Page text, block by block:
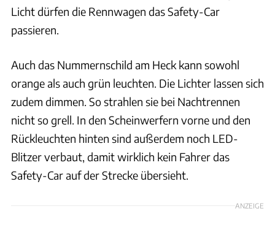
Licht dürfen die Rennwagen das Safety-Car
passieren.
Auch das Nummernschild am Heck kann sowohl
orange als auch grün leuchten. Die Lichter lassen sich
zudem dimmen. So strahlen sie bei Nachtrennen
nicht so grell. In den Scheinwerfern vorne und den
Rückleuchten hinten sind außerdem noch LED-
Blitzer verbaut, damit wirklich kein Fahrer das
Safety-Car auf der Strecke übersieht.
ANZEIGE